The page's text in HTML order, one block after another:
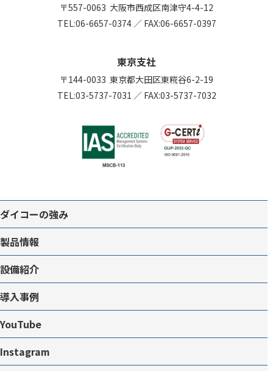
〒557-0063 大阪市西成区南津守4-4-12
TEL:06-6657-0374／ FAX:06-6657-0397
東京支社
〒144-0033 東京都大田区東糀谷6-2-19
TEL:03-5737-7031 ／ FAX:03-5737-7032
ダイコーの強み
製品情報
設備紹介
導入事例
YouTube
Instagram